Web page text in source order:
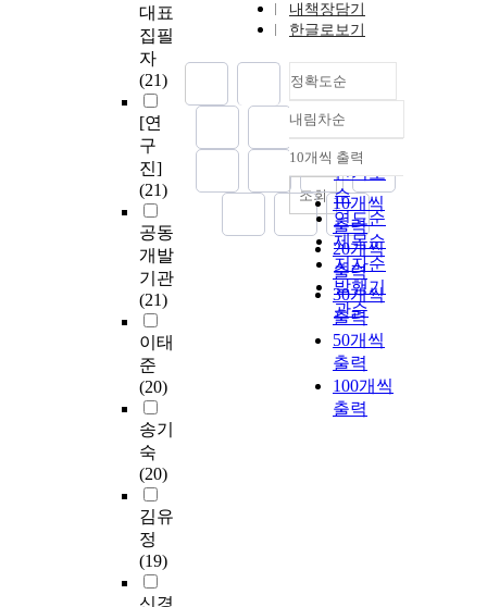
대표
집필
자
(21)
[연
구
진]
(21)
공동
개발
기관
(21)
이태
준
(20)
송기
숙
(20)
김유
정
(19)
내책장담기
한글로보기
정확도순
정확도
순
인기도
순
연도순
제목순
저자순
발행기
관순
내림차순
내림차순
10개씩 출력
10개씩
출력
20개씩
출력
30개씩
출력
50개씩
출력
100개씩
출력
조회